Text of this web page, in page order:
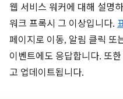
웹 서비스 워커에 대해 설명
워크 프록시 그 이상입니다.
페이지로 이동, 알림 클릭 또
이벤트에도 응답합니다. 또
고 업데이트됩니다.